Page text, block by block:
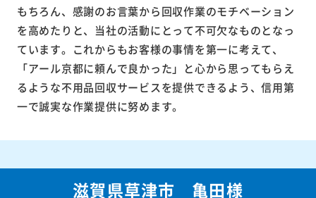
もちろん、感謝のお言葉から回収作業のモチベーション
を高めたりと、当社の活動にとって不可欠なものとなっ
ています。これからもお客様の事情を第一に考えて、
「アール京都に頼んで良かった」と心から思ってもらえ
るような不用品回収サービスを提供できるよう、信用第
一で誠実な作業提供に努めます。
滋賀県草津市 亀田様